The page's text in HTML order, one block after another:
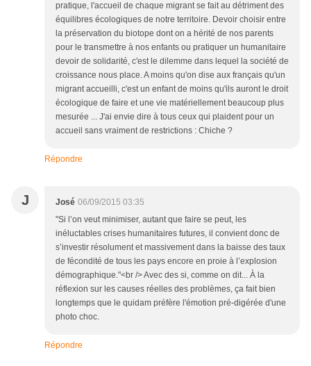
pratique, l'accueil de chaque migrant se fait au détriment des
équilibres écologiques de notre territoire. Devoir choisir entre
la préservation du biotope dont on a hérité de nos parents
pour le transmettre à nos enfants ou pratiquer un humanitaire
devoir de solidarité, c'est le dilemme dans lequel la société de
croissance nous place. A moins qu'on dise aux français qu'un
migrant accueilli, c'est un enfant de moins qu'ils auront le droit
écologique de faire et une vie matériellement beaucoup plus
mesurée ... J'ai envie dire à tous ceux qui plaident pour un
accueil sans vraiment de restrictions : Chiche ?
Répondre
J José 06/09/2015 03:35
"Si l’on veut minimiser, autant que faire se peut, les
inéluctables crises humanitaires futures, il convient donc de
s’investir résolument et massivement dans la baisse des taux
de fécondité de tous les pays encore en proie à l’explosion
démographique."<br /> Avec des si, comme on dit... À la
réflexion sur les causes réelles des problèmes, ça fait bien
longtemps que le quidam préfère l'émotion pré-digérée d'une
photo choc.
Répondre